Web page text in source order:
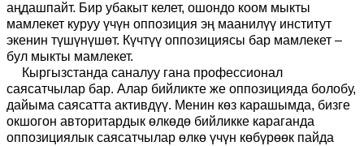
аңдашпайт. Бир убакыт келет, ошондо коом мыкты
мамлекет куруу үчүн оппозиция эң маанилүү институт
экенин түшүнүшөт. Күчтүү оппозициясы бар мамлекет –
бул мыкты мамлекет.
Кыргызстанда саналуу гана профессионал
саясатчылар бар. Алар бийликте же оппозицияда болобу,
дайыма саясатта активдүү. Менин көз карашымда, бизге
окшогон авторитардык өлкөдө бийликке караганда
оппозициялык саясатчылар өлкө үчүн көбүрөөк пайда